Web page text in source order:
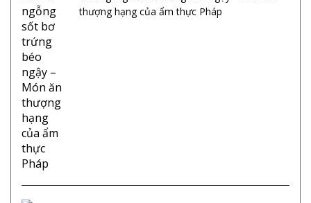
thượng hạng của ẩm thực Pháp